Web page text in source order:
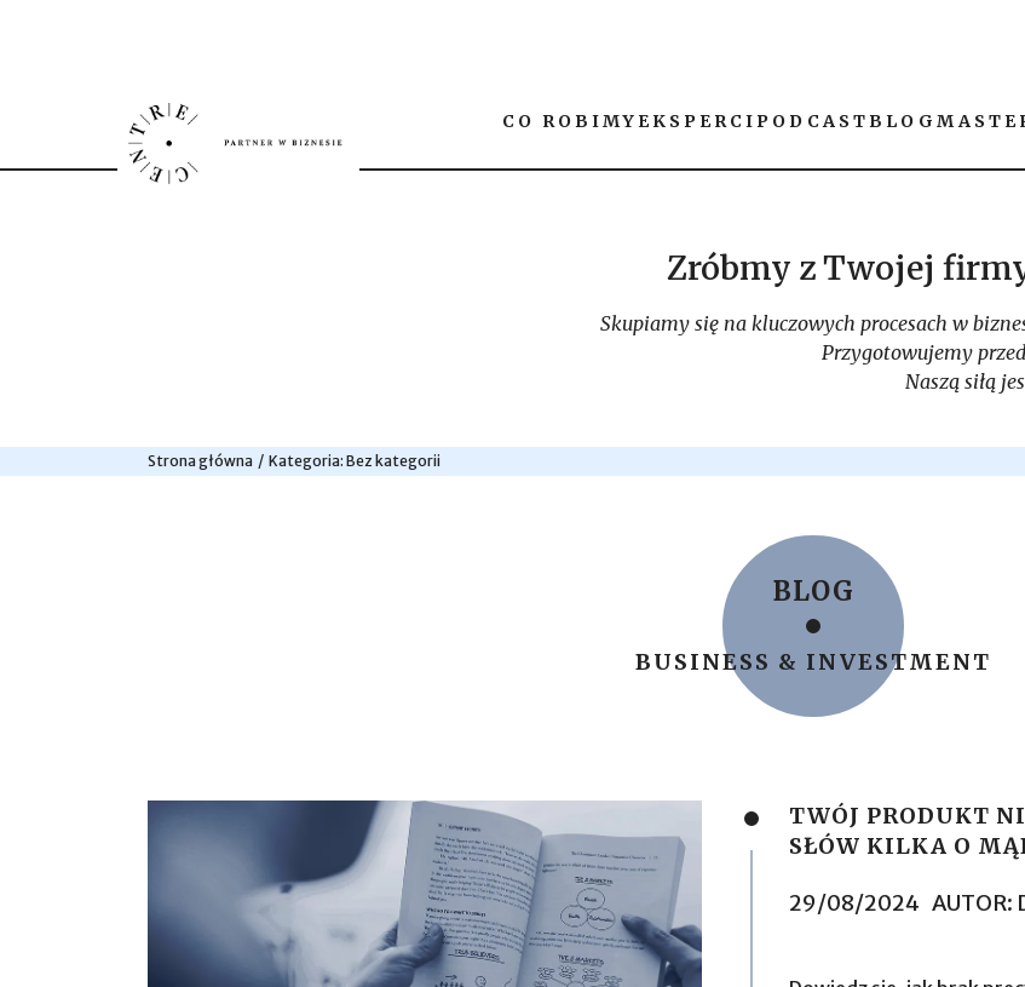
CO ROBIMY EKSPERCI PODCASTBLOG
Zróbmy z Twojej
Skupiamy się na kluczowych procesach w
Przygotowujemy
Naszą siłą
Strona główna Kategoria: Bez kategorii
BLOG
BUSINESS & INVESTMENT
TWÓJ PRODUKT
SŁÓW KILKA O
29/08/2024 AUTOR: